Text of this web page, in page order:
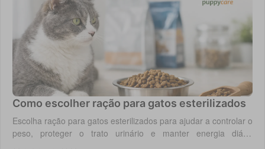
Como escolher ração para gatos esterilizados
Escolha ração para gatos esterilizados para ajudar a controlar o
peso, proteger o trato urinário e manter energia diária